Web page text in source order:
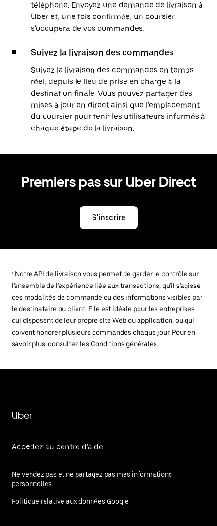
téléphone. Envoyez une demande de livraison à
Uber et, une fois confirmée, un coursier
s'occupera de vos commandes.
Suivez la livraison des commandes
Suivez la livraison des commandes en temps
réel, depuis le lieu de prise en charge à la
destination finale. Vous pouvez partager des
mises à jour en direct ainsi que l'emplacement
du coursier pour tenir les utilisateurs informés à
chaque étape de la livraison.
Premiers pas sur Uber Direct
S'inscrire
¹ Notre API de livraison vous permet de garder le contrôle sur
l'ensemble de l'expérience liée aux transactions, qu'il s'agisse
des modalités de commande ou des informations visibles par
le destinataire ou client. Elle est idéale pour les entreprises
qui disposent de leur propre site Web ou application, ou qui
doivent honorer plusieurs commandes chaque jour. Pour en
savoir plus, consultez les Conditions générales.
Uber
Accédez au centre d'aide
Ne vendez pas et ne partagez pas mes informations
personnelles.
Politique relative aux données Google